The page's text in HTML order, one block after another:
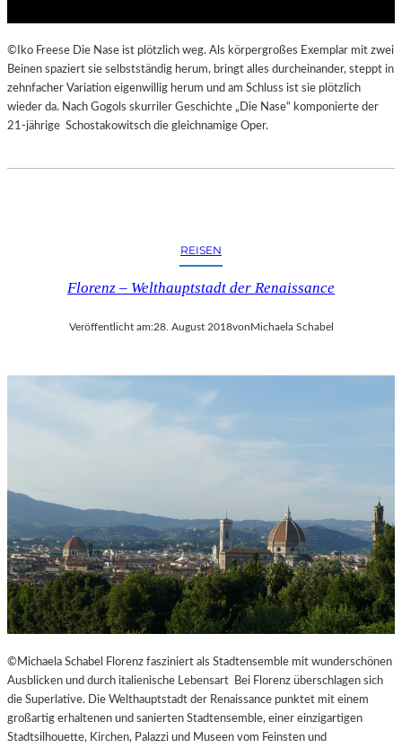
©Iko Freese Die Nase ist plötzlich weg. Als körpergroßes Exemplar mit zwei
Beinen spaziert sie selbstständig herum, bringt alles durcheinander, steppt in
zehnfacher Variation eigenwillig herum und am Schluss ist sie plötzlich
wieder da. Nach Gogols skurriler Geschichte „Die Nase“ komponierte der
21-jährige Schostakowitsch die gleichnamige Oper.
REISEN
Florenz – Welthauptstadt der Renaissance
Veröffentlicht am:28. August 2018von Michaela Schabel
©Michaela Schabel Florenz fasziniert als Stadtensemble mit wunderschönen
Ausblicken und durch italienische Lebensart Bei Florenz überschlagen sich
die Superlative. Die Welthauptstadt der Renaissance punktet mit einem
großartig erhaltenen und sanierten Stadtensemble, einer einzigartigen
Stadtsilhouette, Kirchen, Palazzi und Museen vom Feinsten und